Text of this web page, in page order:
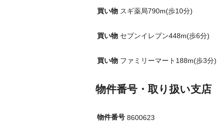
買い物 スギ薬局790m(歩10分)
買い物 セブンイレブン448m(歩6分)
買い物 ファミリーマート188m(歩3分)
物件番号・取り扱い支店
物件番号 8600623